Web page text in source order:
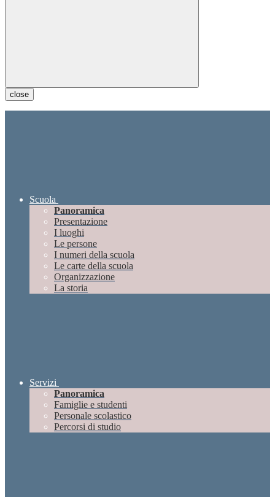
close
Scuola
Panoramica
Presentazione
I luoghi
Le persone
I numeri della scuola
Le carte della scuola
Organizzazione
La storia
Servizi
Panoramica
Famiglie e studenti
Personale scolastico
Percorsi di studio